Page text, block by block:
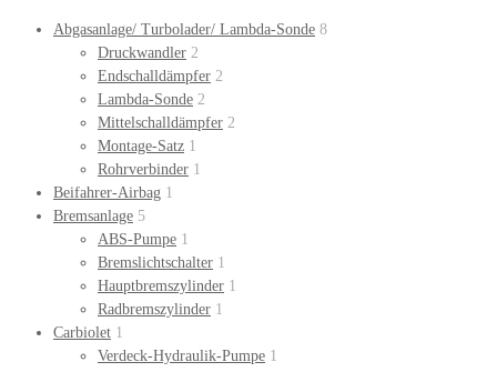
Abgasanlage/ Turbolader/ Lambda-Sonde 8
Druckwandler 2
Endschalldämpfer 2
Lambda-Sonde 2
Mittelschalldämpfer 2
Montage-Satz 1
Rohrverbinder 1
Beifahrer-Airbag 1
Bremsanlage 5
ABS-Pumpe 1
Bremslichtschalter 1
Hauptbremszylinder 1
Radbremszylinder 1
Carbiolet 1
Verdeck-Hydraulik-Pumpe 1